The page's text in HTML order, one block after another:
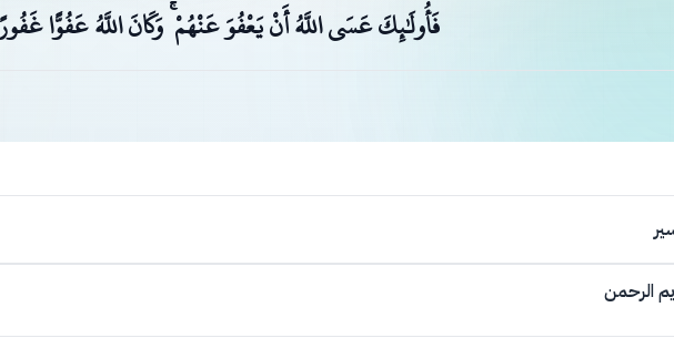
فَأُولَٰئِكَ عَسَى اللَّهُ أَنْ يَعْفُوَ عَنْهُمْ ۚ وَكَانَ اللَّهُ عَفُوًّا
الرحمن